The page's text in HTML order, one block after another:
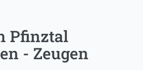
Pfinztal
- Zeugen